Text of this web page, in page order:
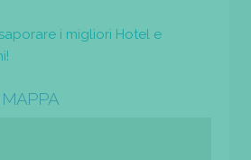
i migliori Hotel e